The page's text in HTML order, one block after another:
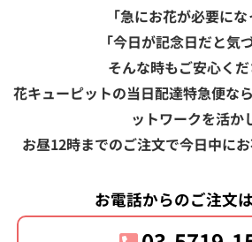
「急にお花が必要にな
「今日が記念日だと気
そんな時もご安心くだ
花キューピットの当日配達特急便な
ットワークを活か
お昼12時までのご注文で今日中にお
お電話からのご注文